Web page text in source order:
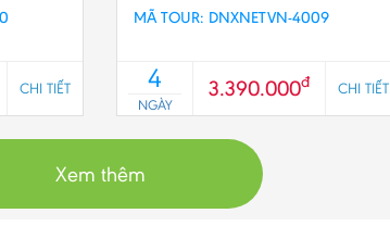
CHI TIẾT
MÃ TOUR: DNXNETVN-4009
4
NGÀY
3.390.000đ CHI TIẾT
Xem thêm